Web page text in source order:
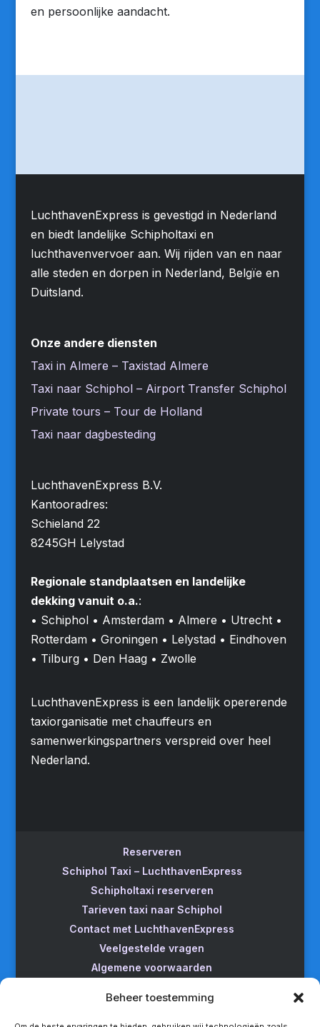
Beheer toestemming
en persoonlijke aandacht.
LuchthavenExpress is gevestigd in Nederland
en biedt landelijke Schipholtaxi en
luchthavenvervoer aan. Wij rijden van en naar
alle steden en dorpen in Nederland, Belgïe en
Duitsland.
Onze andere diensten
Taxi in Almere – Taxistad Almere
Taxi naar Schiphol – Airport Transfer Schiphol
Private tours – Tour de Holland
Taxi naar dagbesteding
LuchthavenExpress B.V.
Kantooradres:
Schieland 22
8245GH Lelystad
Regionale standplaatsen en landelijke
dekking vanuit o.a.:
• Schiphol • Amsterdam • Almere • Utrecht •
Rotterdam • Groningen • Lelystad • Eindhoven
• Tilburg • Den Haag • Zwolle
LuchthavenExpress is een landelijk opererende
taxiorganisatie met chauffeurs en
samenwerkingspartners verspreid over heel
Nederland.
Reserveren
Schiphol Taxi – LuchthavenExpress
Schipholtaxi reserveren
Tarieven taxi naar Schiphol
Contact met LuchthavenExpress
Veelgestelde vragen
Algemene voorwaarden